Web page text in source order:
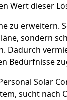
Wert dieser
zu erweitern.
sondern
Dadurch
Bedürfnisse
Solar
sucht